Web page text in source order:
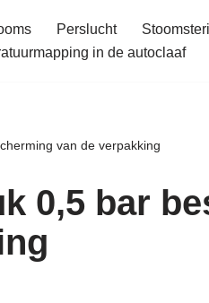
Perslucht
in de autoclaaf
van de verpakking
0,5 bar